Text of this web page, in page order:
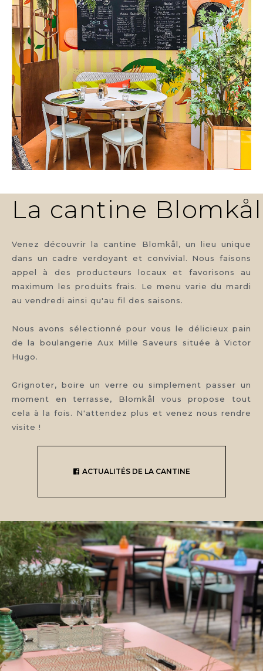
La cantine Blomkål
Venez découvrir la cantine Blomkål, un lieu unique
dans un cadre verdoyant et convivial. Nous faisons
appel à des producteurs locaux et favorisons au
maximum les produits frais. Le menu varie du mardi
au vendredi ainsi qu'au fil des saisons.
Nous avons sélectionné pour vous le délicieux pain
de la boulangerie Aux Mille Saveurs située à Victor
Hugo.
Grignoter, boire un verre ou simplement passer un
moment en terrasse, Blomkål vous propose tout
cela à la fois. N'attendez plus et venez nous rendre
visite !
ACTUALITÉS DE LA CANTINE